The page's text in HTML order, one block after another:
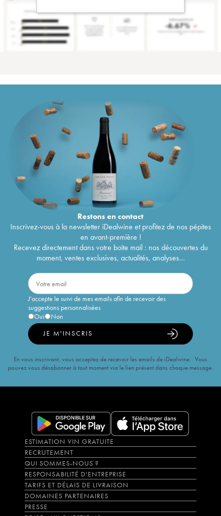
Restons encontact
Inscrivez-vous à la newsletter iDealwine et profitez de nos pépites
en avant-première !
Recevez directement dans votre boîte mail : nos découvertes du
moment, ventes exclusives, actualités, analyses...
J'accepte le suivi de mes emails afin de recevoir des
suggestions personnalisées
Oui
Non
JE M'INSCRIS
En vous inscrivant, vous acceptez de recevoir les emails de iDealwine. Vous
pouvez vous désabonner à tout moment via le lien présent dans chaque message.
ESTIMATION VIN GRATUITE
RECRUTEMENT
QUI SOMMES-NOUS ?
RESPONSABILITÉ D'ENTREPRISE
TARIFS ET DÉLAIS DE LIVRAISON
DOMAINES PARTENAIRES
PRESSE